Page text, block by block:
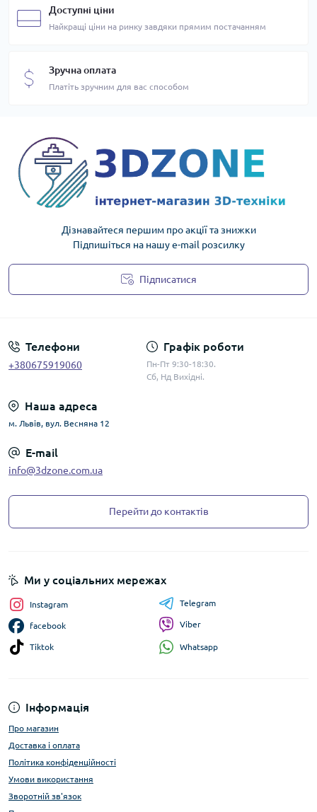
Доступні ціни
Найкращі ціни на ринку завдяки прямим постачанням
Зручна оплата
Платіть зручним для вас способом
Дізнавайтеся першим про акції та знижки
Підпишіться на нашу e-mail розсилку
Підписатися
Телефони
+380675919060
Графік роботи
Пн-Пт 9:30-18:30.
Сб, Нд Вихідні.
Наша адреса
м. Львів, вул. Весняна 12
E-mail
info@3dzone.com.ua
Перейти до контактів
Інформація
Про магазин
Доставка і оплата
Політика конфіденційності
Умови використання
Зворотній зв'язок
Ми у соціальних мережах
Instagram
facebook
Tiktok
Telegram
Viber
Whatsapp